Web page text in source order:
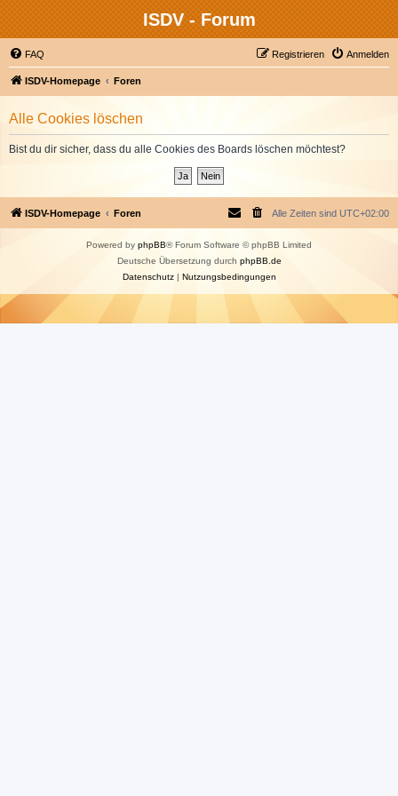
ISDV - Forum
FAQ Anmelden
Registrieren
ISDV-Homepage Foren
Alle Cookies löschen
Bist du dir sicher, dass du alle Cookies des Boards löschen möchtest?
ISDV-Homepage Foren Alle Zeiten sind UTC+02:00
Powered by phpBB® Forum Software © phpBB Limited
Deutsche Übersetzung durch phpBB.de
Datenschutz| Nutzungsbedingungen